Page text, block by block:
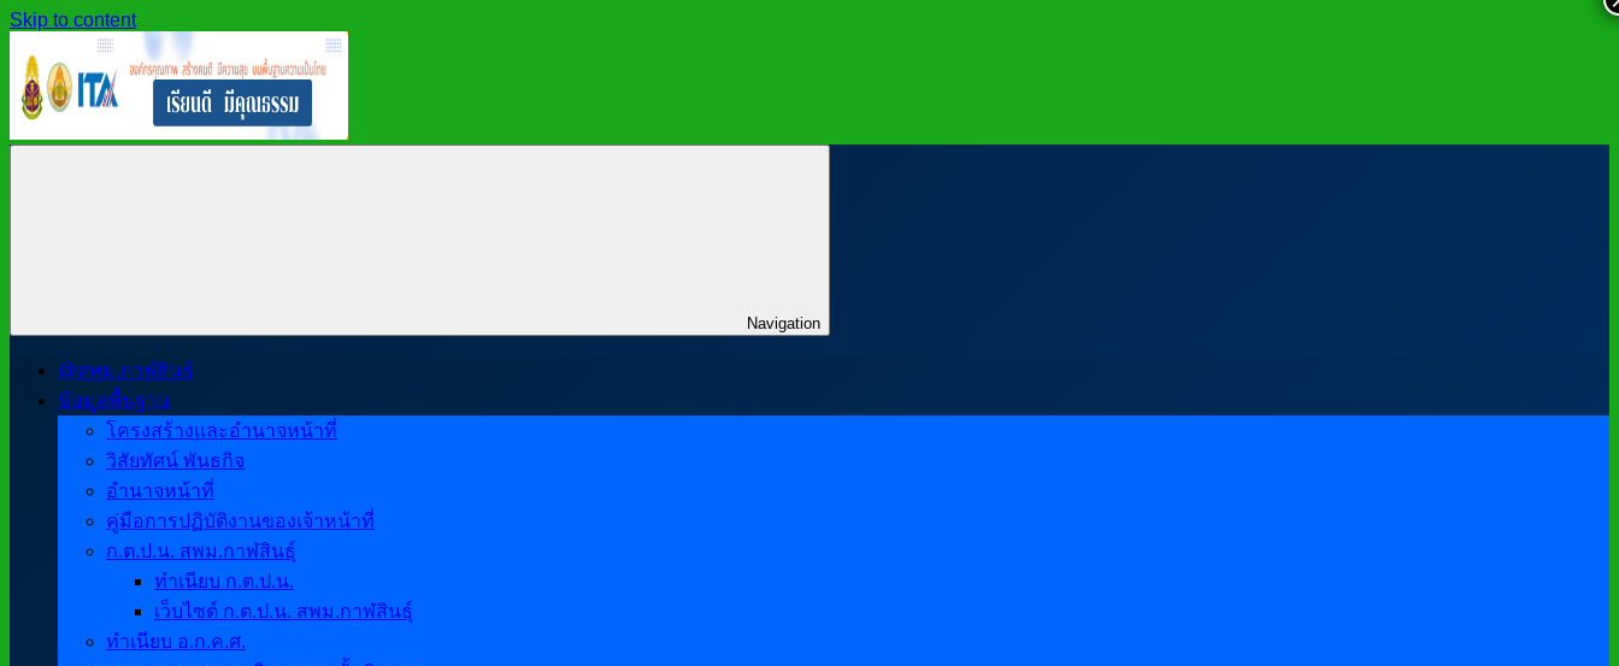
Skip to content
มัธยมศึกษา
กาฬสินธุ์
ศึกษา
มัธยมศึกษา
กาฬสินธุ์
Navigation
@สพม.กาฬสินธุ์
ข้อมูลพื้นฐาน
โครงสร้างและอำนาจหน้าที่
วิสัยทัศน์ พันธกิจ
อำนาจหน้าที่
คู่มือการปฏิบัติงานของเจ้าหน้าที่
ก.ต.ป.น. สพม.กาฬสินธุ์
ทำเนียบ ก.ต.ป.น.
เว็บไซต์ ก.ต.ป.น. สพม.กาฬสินธุ์
ทำเนียบ อ.ก.ค.ศ.